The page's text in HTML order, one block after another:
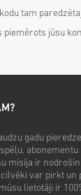
tam
piemērots jūsu
gadu
misija ir
var pirkt un
lietotāji ir